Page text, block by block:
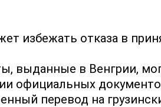
избежать отказа в
выданные в Венгрии,
официальных
перевод на